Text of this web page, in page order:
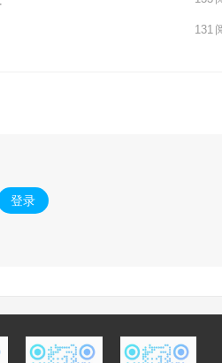
131
登录 。